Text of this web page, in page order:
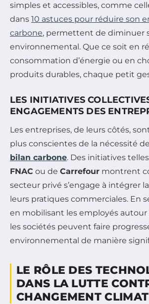
simples et accessibles, comme
dans 10 astuces pour réduire son
carbone, permettent de diminuer
environnemental. Que ce soit en
consommation d’énergie ou en
produits durables, chaque petit
LES INITIATIVES
ENGAGEMENTS DES
Les entreprises, de leurs côtés,
plus conscientes de la nécessité
bilan carbone. Des initiatives
FNAC ou de Carrefour montrent
secteur privé s’engage à intégrer
leurs pratiques commerciales. En
en mobilisant les employés autour
les sociétés peuvent faire
environnemental de manière
LE RÔLE DES
DANS LA LUTTE
CHANGEMENT